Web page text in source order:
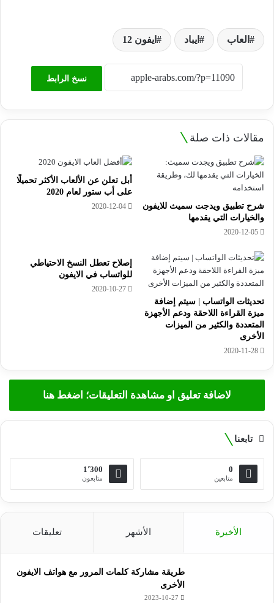
العاب ايباد ايفون 12
نسخ الرابط
مقالات ذات صلة
شرح تطبيق ويدجت سميث للايفون
والخيارات التي يقدمها
2020-12-05
أبل تعلن عن الألعاب الأكثر تحميلًا
على أب ستور لعام 2020
2020-12-04
تحديثات الواتساب | سيتم إضافة
ميزة القراءة اللاحقة ودعم الأجهزة
المتعددة والكثير من الميزات
الأخرى
2020-11-28
إصلاح تعطل النسخ الاحتياطي
للواتساب في الايفون
2020-10-27
لاضافة تعليق او مشاهدة التعليقات؛ اضغط هنا
تابعنا
0
متابعين
1٬300
متابعون
الأخيرة الأشهر تعليقات
طريقة مشاركة كلمات المرور مع هواتف الايفون
الأخرى
2023-10-27